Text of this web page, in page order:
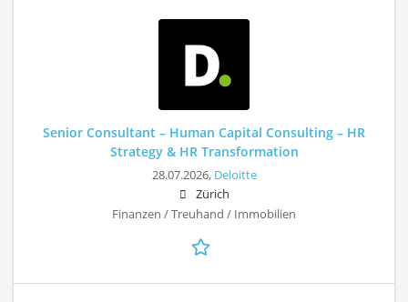
Senior Consultant – Human Capital Consulting – HR
Strategy & HR Transformation
28.07.2026, Deloitte
Zürich
Finanzen / Treuhand / Immobilien